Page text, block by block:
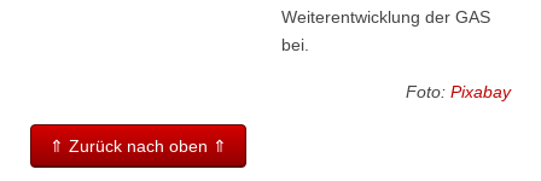
Weiterentwicklung der GAS
bei.
Foto: Pixabay
⇑ Zurück nach oben ⇑